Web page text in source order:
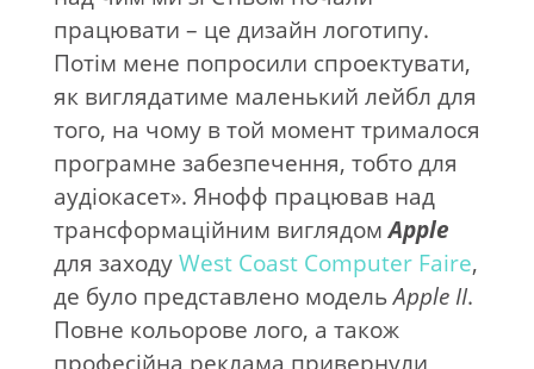
працювати – це дизайн логотипу.
Потім мене попросили спроектувати,
як виглядатиме маленький лейбл для
того, на чому в той момент трималося
програмне забезпечення, тобто для
аудіокасет». Янофф працював над
трансформаційним виглядомApple
для заходуWest Coast Computer Faire,
де було представлено модельApple II.
Повне кольорове лого, а також
професійна реклама привернули